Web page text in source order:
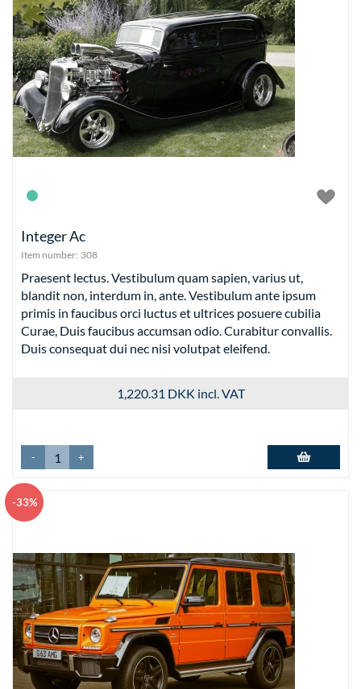
Integer Ac
Item number: 308
Praesent lectus. Vestibulum quam sapien, varius ut,
blandit non, interdum in, ante. Vestibulum ante ipsum
primis in faucibus orci luctus et ultrices posuere cubilia
Curae, Duis faucibus accumsan odio. Curabitur convallis.
Duis consequat dui nec nisi volutpat eleifend.
1,220.31 DKK incl. VAT
- +
-33%